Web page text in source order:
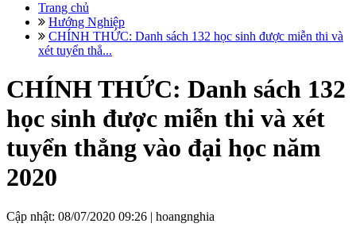
Trang chủ
Hướng Nghiệp
CHÍNH THỨC: Danh sách 132 học sinh được miễn thi và
xét tuyển thẳ...
CHÍNH THỨC: Danh sách 132
học sinh được miễn thi và xét
tuyển thẳng vào đại học năm
2020
Cập nhật: 08/07/2020 09:26 | hoangnghia